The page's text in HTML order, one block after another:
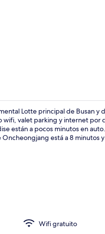
Lotte principal de Busan y
valet parking y internet por
están a pocos minutos en
está a 8 minutos
Wifi gratuito